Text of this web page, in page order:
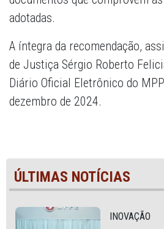
adotadas.
A íntegra da recomendação,
de Justiça Sérgio Roberto
Diário Oficial Eletrônico do
dezembro de 2024.
ÚLTIMAS NOTÍCIAS
INOVAÇÃO